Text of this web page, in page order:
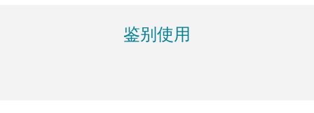
鉴别使用